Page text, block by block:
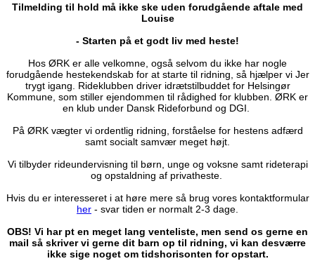
Tilmelding til hold må ikke ske uden forudgående aftale med
Louise
- Starten på et godt liv med heste!
Hos ØRK er alle velkomne, også selvom du ikke har nogle
forudgående hestekendskab for at starte til ridning, så hjælper vi Jer
trygt igang. Rideklubben driver idrætstilbuddet for Helsingør
Kommune, som stiller ejendommen til rådighed for klubben. ØRK er
en klub under Dansk Rideforbund og DGI.
På ØRK vægter vi ordentlig ridning, forståelse for hestens adfærd
samt socialt samvær meget højt.
Vi tilbyder rideundervisning til børn, unge og voksne samt rideterapi
og opstaldning af privatheste.
Hvis du er interesseret i at høre mere så brug vores kontaktformular
her - svar tiden er normalt 2-3 dage.
OBS! Vi har pt en meget lang venteliste, men send os gerne en
mail så skriver vi gerne dit barn op til ridning, vi kan desværre
ikke sige noget om tidshorisonten for opstart.